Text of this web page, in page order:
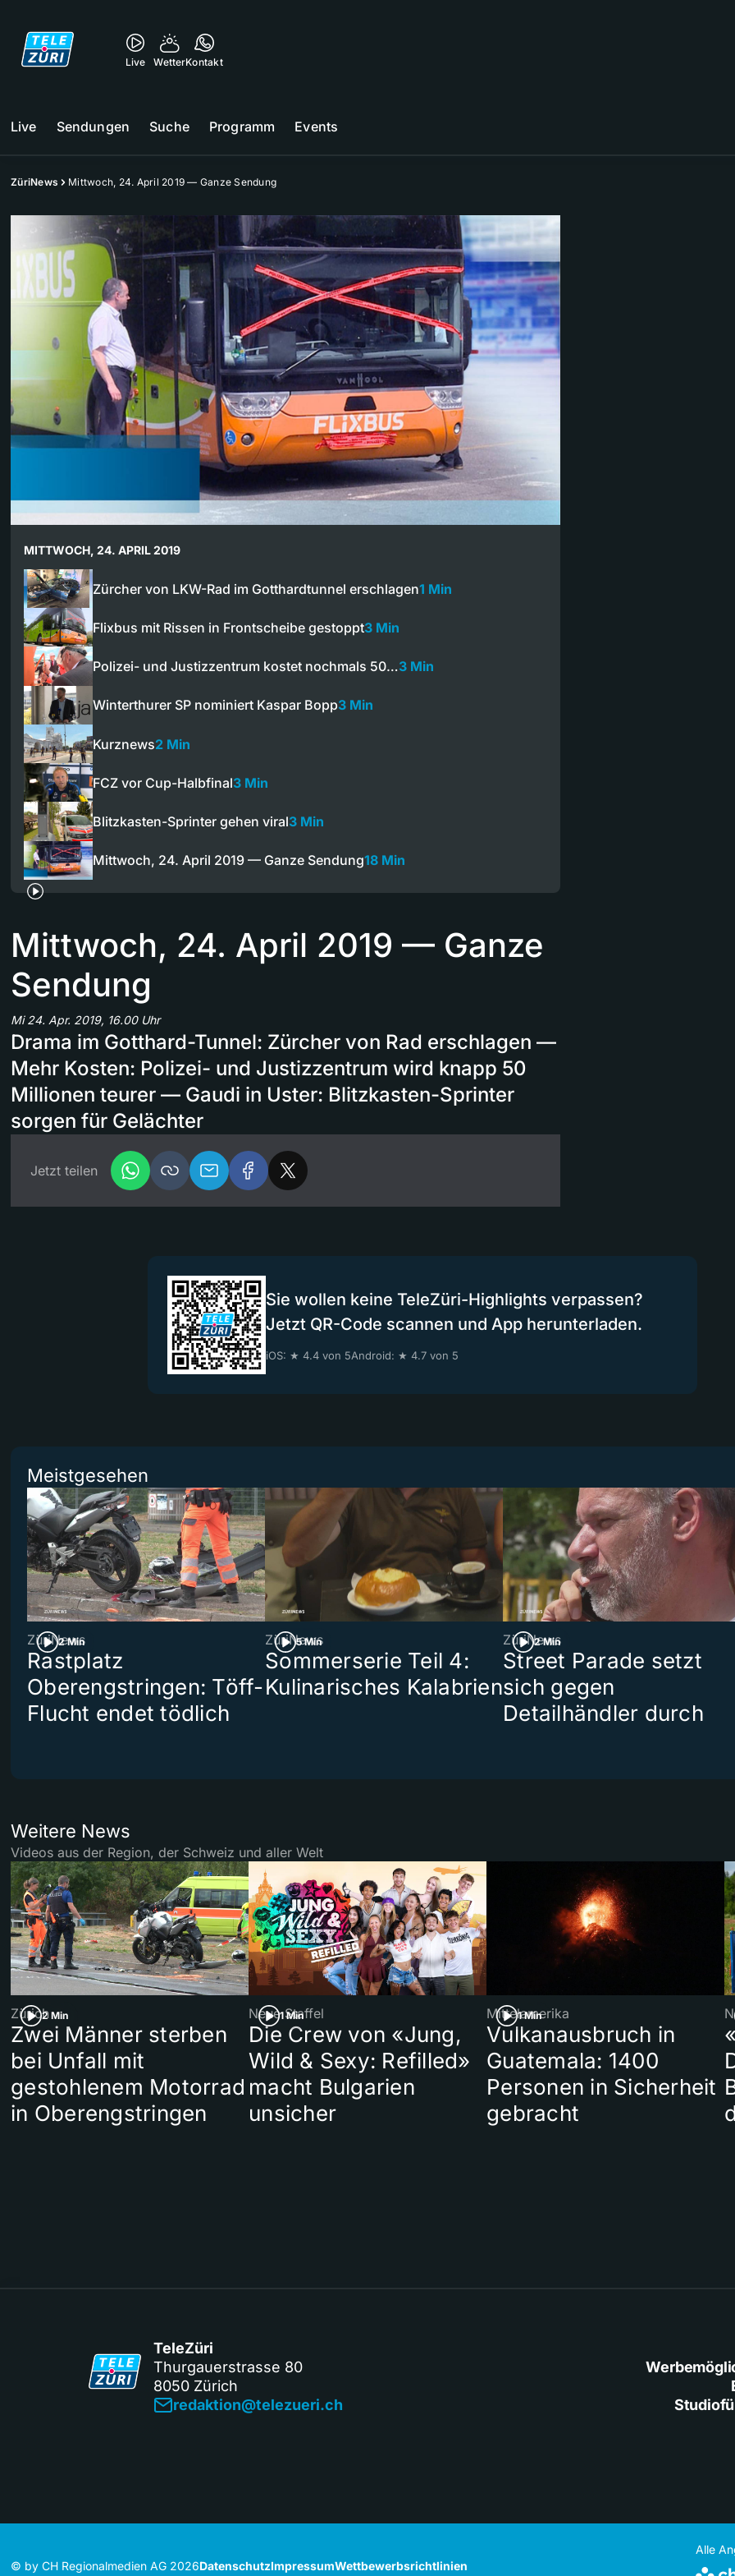
Live WetterKontakt
Live Sendungen Suche Programm Events
ZüriNews Mittwoch, 24. April 2019 — Ganze Sendung
MITTWOCH, 24. APRIL 2019
Zürcher von LKW-Rad im Gotthardtunnel erschlagen1 Min
Flixbus mit Rissen in Frontscheibe gestoppt3 Min
Polizei- und Justizzentrum kostet nochmals 50…3 Min
Winterthurer SP nominiert Kaspar Bopp3 Min
Kurznews2 Min
FCZ vor Cup-Halbfinal3 Min
Blitzkasten-Sprinter gehen viral3 Min
Mittwoch, 24. April 2019 — Ganze Sendung18 Min
Mittwoch, 24. April 2019 — Ganze
Sendung
Mi 24. Apr. 2019, 16.00 Uhr
Drama im Gotthard-Tunnel: Zürcher von Rad erschlagen —
Mehr Kosten: Polizei- und Justizzentrum wird knapp 50
Millionen teurer — Gaudi in Uster: Blitzkasten-Sprinter
sorgen für Gelächter
Jetzt teilen
Sie wollen keine TeleZüri-Highlights verpassen?
Jetzt QR-Code scannen und App herunterladen.
iOS: ★ 4.4 von 5Android: ★ 4.7 von 5
Meistgesehen
2 Min
ZüriNews
Rastplatz
Oberengstringen: Töff-
Flucht endet tödlich
5 Min
ZüriNews
Sommerserie Teil 4:
Kulinarisches Kalabrien
2 Min
ZüriNews
Street Parade setzt
sich gegen
Detailhändler durch
Weitere News
Videos aus der Region, der Schweiz und aller Welt
2 Min
Zürich
Zwei Männer sterben
bei Unfall mit
gestohlenem Motorrad
in Oberengstringen
1 Min
Neue Staffel
Die Crew von «Jung,
Wild & Sexy: Refilled»
macht Bulgarien
unsicher
1 Min
Mittelamerika
Vulkanausbruch in
Guatemala: 1400
Personen in Sicherheit
gebracht
TeleZüri
Thurgauerstrasse 80
8050 Zürich
redaktion@telezueri.ch
© by CH Regionalmedien AG 2026DatenschutzImpressumWettbewerbsrichtlinien
Alle